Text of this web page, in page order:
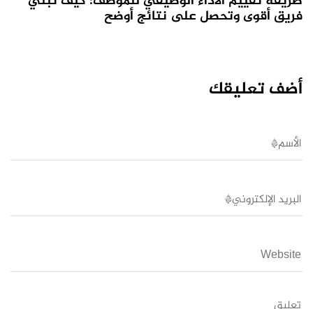
فريق أقوى وتحصل على نتائج أوضح
أضف تعليقك